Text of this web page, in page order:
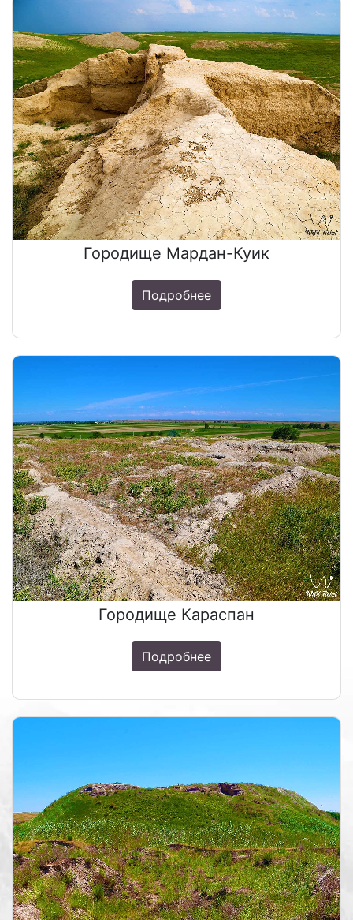
Городище Мардан-Куик
Подробнее
Городище Караспан
Подробнее